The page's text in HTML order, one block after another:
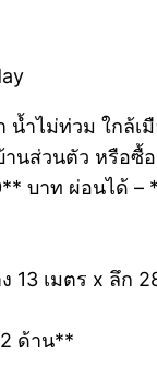
ำไม่ท่วม ใกล้เ
นส่วนตัว หรือซื้อ
บาท ผ่อนได้ –
13 เมตร x ลึก
ด้าน**